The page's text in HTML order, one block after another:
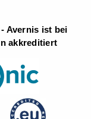
Avernis ist bei
akkreditiert